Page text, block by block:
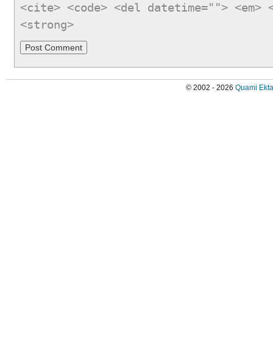
<cite> <code> <del datetime="">
<strong>
© 2002 - 2026 Quami